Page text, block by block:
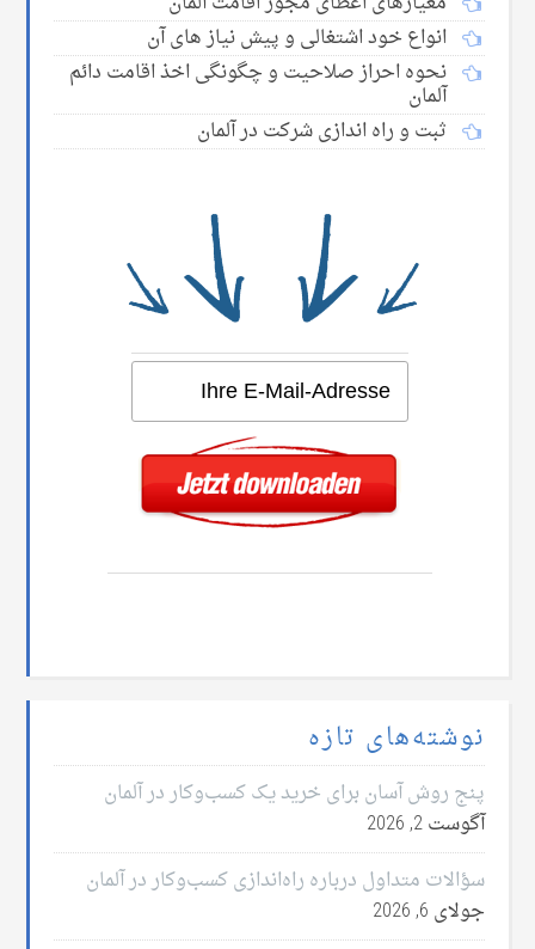
انواع خود اشتغالی و پیش نیاز های آن
نحوه احراز صلاحیت و چگونگی اخذ اقامت دائم
آلمان
ثبت و راه اندازی شرکت در آلمان
نوشته‌های تازه
پنج روش آسان برای خرید یک کسب‌وکار در آلمان
آگوست 2, 2026
سؤالات متداول درباره راه‌اندازی کسب‌وکار در آلمان
جولای 6, 2026